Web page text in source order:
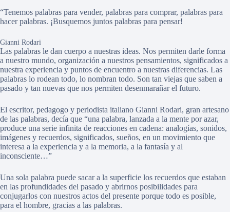
“Tenemos palabras para vender, palabras para comprar, palabras para
hacer palabras. ¡Busquemos juntos palabras para pensar!
Gianni Rodari
Las palabras le dan cuerpo a nuestras ideas. Nos permiten darle forma
a nuestro mundo, organización a nuestros pensamientos, significados a
nuestra experiencia y puntos de encuentro a nuestras diferencias. Las
palabras lo rodean todo, lo nombran todo. Son tan viejas que saben a
pasado y tan nuevas que nos permiten desenmarañar el futuro.
El escritor, pedagogo y periodista italiano Gianni Rodari, gran artesano
de las palabras, decía que “una palabra, lanzada a la mente por azar,
produce una serie infinita de reacciones en cadena: analogías, sonidos,
imágenes y recuerdos, significados, sueños, en un movimiento que
interesa a la experiencia y a la memoria, a la fantasía y al
inconsciente…”
Una sola palabra puede sacar a la superficie los recuerdos que estaban
en las profundidades del pasado y abrirnos posibilidades para
conjugarlos con nuestros actos del presente porque todo es posible,
para el hombre, gracias a las palabras.